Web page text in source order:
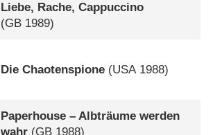
Liebe, Rache, Cappuccino
(GB 1989)
Die Chaotenspione (USA1988)
Paperhouse – Albträume werden
wahr (GB 1988)